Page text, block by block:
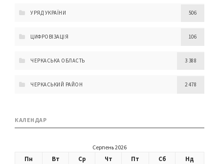
УРЯД УКРАЇНИ 506
ЦИФРОВІЗАЦІЯ 106
ЧЕРКАСЬКА ОБЛАСТЬ 3 388
ЧЕРКАСЬКИЙ РАЙОН 2 478
КАЛЕНДАР
Серпень 2026
Пн Вт Ср Чт Пт Сб Нд